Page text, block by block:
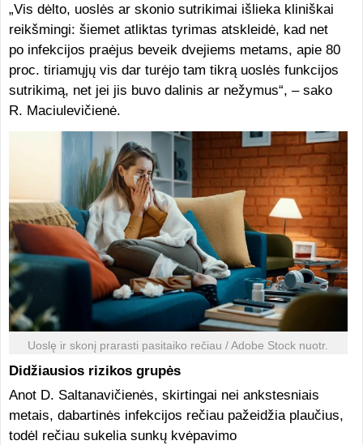
„Vis dėlto, uoslės ar skonio sutrikimai išlieka kliniškai
reikšmingi: šiemet atliktas tyrimas atskleidė, kad net
po infekcijos praėjus beveik dvejiems metams, apie 80
proc. tiriamųjų vis dar turėjo tam tikrą uoslės funkcijos
sutrikimą, net jei jis buvo dalinis ar nežymus“, – sako
R. Maciulevičienė.
Uoslę ir skonį prarasti pasitaiko rečiau / Adobe Stock nuotr.
Didžiausios rizikos grupės
Anot D. Saltanavičienės, skirtingai nei ankstesniais
metais, dabartinės infekcijos rečiau pažeidžia plaučius,
todėl rečiau sukelia sunkų kvėpavimo